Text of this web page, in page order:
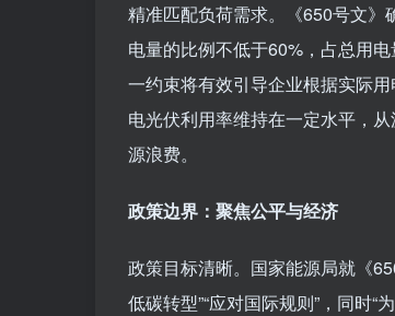
精准匹配负荷需求。《650号文》
电量的比例不低于60%，占总用
一约束将有效引导企业根据实际
电光伏利用率维持在一定水平，
源浪费。
政策边界：聚焦公平与经济
政策目标清晰。国家能源局就《
低碳转型”“应对国际规则”，同时